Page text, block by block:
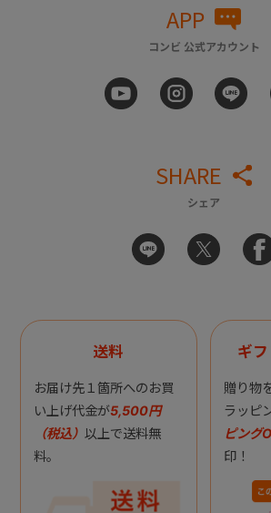
APP
コンビ 公式アカウント
SHARE
シェア
送料
お届け先１箇所へのお買
い上げ代金が5,500円
（税込） 以上で送料無
料。
ギ
贈り物
ラッピ
ピング
印！